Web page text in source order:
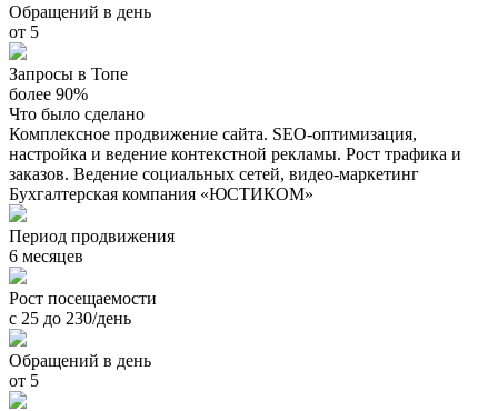
Обращений в день
от 5
Запросы в Топе
более 90%
Что было сделано
Комплексное продвижение сайта. SEO-оптимизация,
настройка и ведение контекстной рекламы. Рост трафика и
заказов. Ведение социальных сетей, видео-маркетинг
Бухгалтерская компания «ЮСТИКОМ»
Период продвижения
6 месяцев
Рост посещаемости
с 25 до 230/день
Обращений в день
от 5